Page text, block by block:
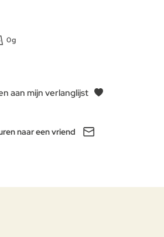
0g
aan mijn verlanglijst
naar een vriend